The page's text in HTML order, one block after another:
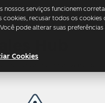
nossos serviços funcionem
recusar todos os
pode alterar suas
Cookies
com um software de